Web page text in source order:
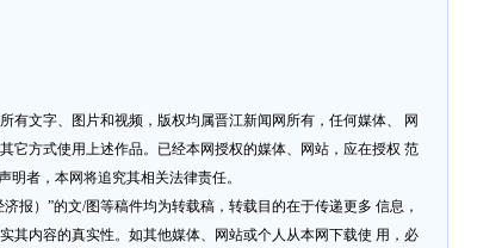
有文字、图片和视频，版权均属晋江新闻网所有，任何媒体、 网
它方式使用上述作品。已经本网授权的媒体、网站，应在授权 范
明者，本网将追究其相关法律责任。
报）”的文/图等稿件均为转载稿，转载目的在于传递更多 信息，
其内容的真实性。如其他媒体、网站或个人从本网下载使 用，必